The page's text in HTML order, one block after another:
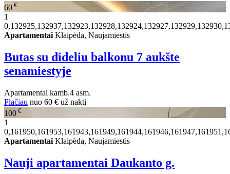
60 €
1
Apartamentai Klaipėda, Naujamiestis
Butas su dideliu balkonu 7 aukšte
senamiestyje
Apartamentai kamb.4 asm.
Plačiau nuo 60 € už naktį
100 €
1
Apartamentai Klaipėda, Naujamiestis
Nauji apartamentai Daukanto g.